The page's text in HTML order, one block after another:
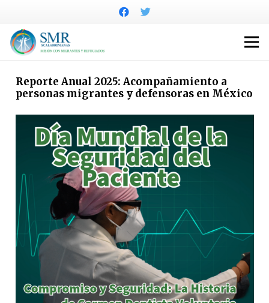
Reporte Anual 2025: Acompañamiento a
personas migrantes y defensoras en México